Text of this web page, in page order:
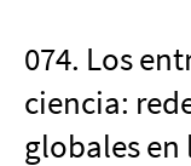
074. Los
ciencia:
globales en